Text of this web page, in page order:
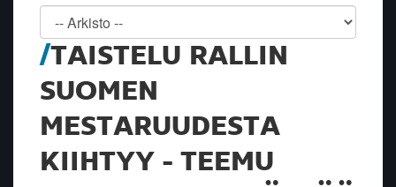
TAISTELU RALLIN
SUOMEN
MESTARUUDESTA
KIIHTYY - TEEMU